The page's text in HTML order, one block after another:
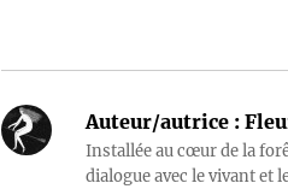
Auteur/autrice :
Installée au cœur de la
dialogue avec le vivant et